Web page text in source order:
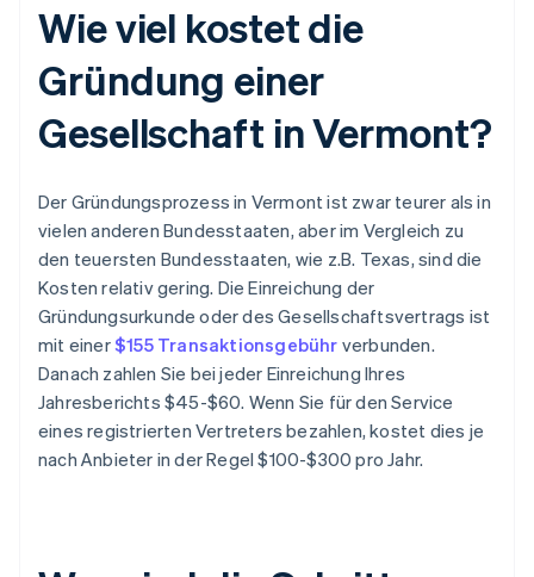
Wie viel kostet die
Gründung einer
Gesellschaft in Vermont?
Der Gründungsprozess in Vermont ist zwar teurer als in
vielen anderen Bundesstaaten, aber im Vergleich zu
den teuersten Bundesstaaten, wie z.B. Texas, sind die
Kosten relativ gering. Die Einreichung der
Gründungsurkunde oder des Gesellschaftsvertrags ist
mit einer$155 Transaktionsgebühr verbunden.
Danach zahlen Sie bei jeder Einreichung Ihres
Jahresberichts $45-$60. Wenn Sie für den Service
eines registrierten Vertreters bezahlen, kostet dies je
nach Anbieter in der Regel $100-$300 pro Jahr.